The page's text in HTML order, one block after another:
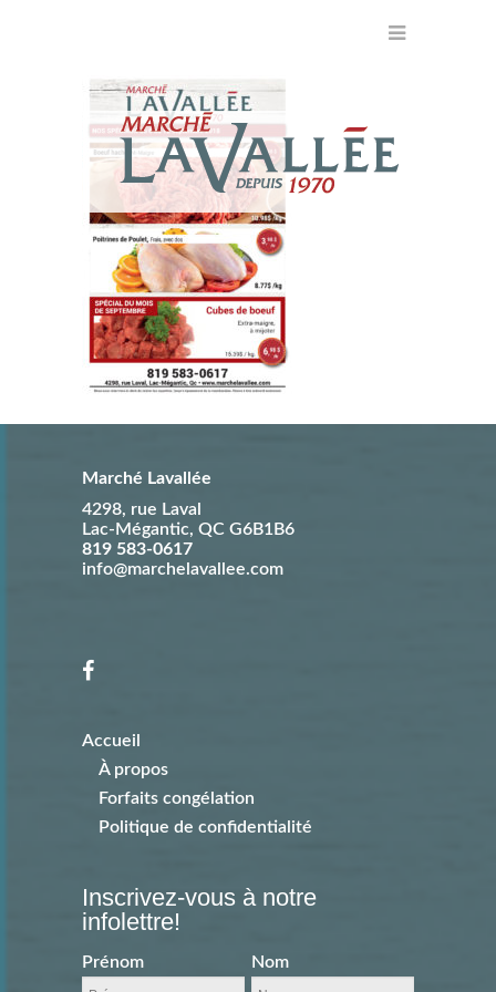
Marché Lavallée
4298, rue Laval
Lac-Mégantic, QC G6B1B6
819 583-0617
info@marchelavallee.com
Accueil
À propos
Forfaits congélation
Politique de confidentialité
Inscrivez-vous à notre
infolettre!
Prénom Nom